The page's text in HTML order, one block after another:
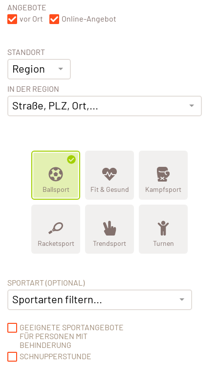
ANGEBOTE
vor Ort
Online-Angebot
STANDORT
Region
IN DER REGION
Straße, PLZ, Ort,...
Ballsport Fit & Gesund Kampfsport
Racketsport Trendsport Turnen
SPORTART (OPTIONAL)
Sportarten filtern...
GEEIGNETE SPORTANGEBOTE
FÜR PERSONEN MIT
BEHINDERUNG
SCHNUPPERSTUNDE